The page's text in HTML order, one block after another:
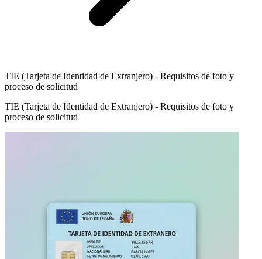
TIE (Tarjeta de Identidad de Extranjero) - Requisitos de foto y
proceso de solicitud
TIE (Tarjeta de Identidad de Extranjero) - Requisitos de foto y
proceso de solicitud